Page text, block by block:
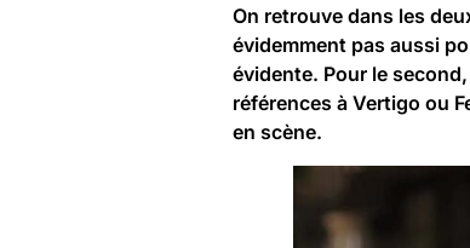
On retrouve dans les
évidemment pas aussi
évidente. Pour le
références à Vertigo ou
en scène.